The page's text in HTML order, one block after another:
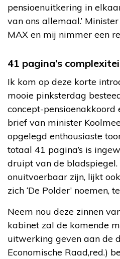
pensioenuitkering in
van ons allemaal.’
MAX en mij nimmer een
41 pagina’s
Ik kom op deze korte
mooie pinksterdag
concept-pensioenakkoord
brief van minister
opgelegd enthousiaste
totaal 41 pagina’s is
druipt van de
onuitvoerbaar zijn, lijkt
zich ‘De Polder’ noemen,
Neem nou deze zinnen
kabinet zal de komende
uitwerking geven aan de
Economische Raad,red.)